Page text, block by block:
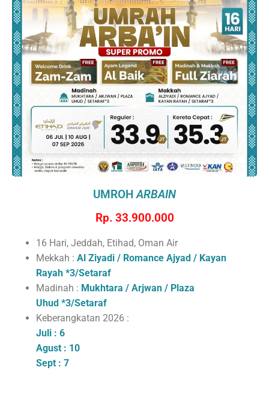
UMROHARBAIN
Rp. 33.900.000
16 Hari, Jeddah, Etihad, Oman Air
Mekkah : Al Ziyadi / Romance Ajyad / Kayan
Rayah *3/Setaraf
Madinah : Mukhtara / Arjwan / Plaza
Uhud *3/Setaraf
Keberangkatan 2026 :
Juli : 6
Agust : 10
Sept : 7